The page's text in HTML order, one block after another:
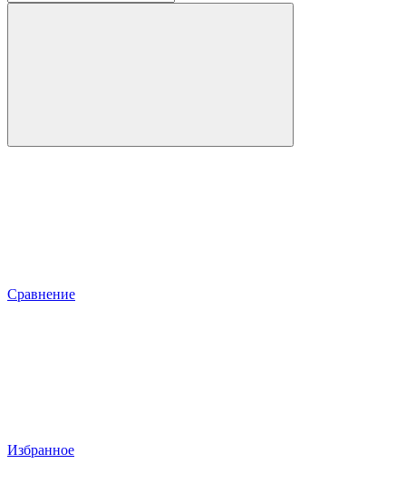
Сравнение
Избранное